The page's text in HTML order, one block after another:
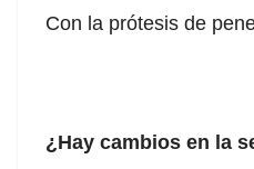
Con la prótesis de
¿Hay cambios en la